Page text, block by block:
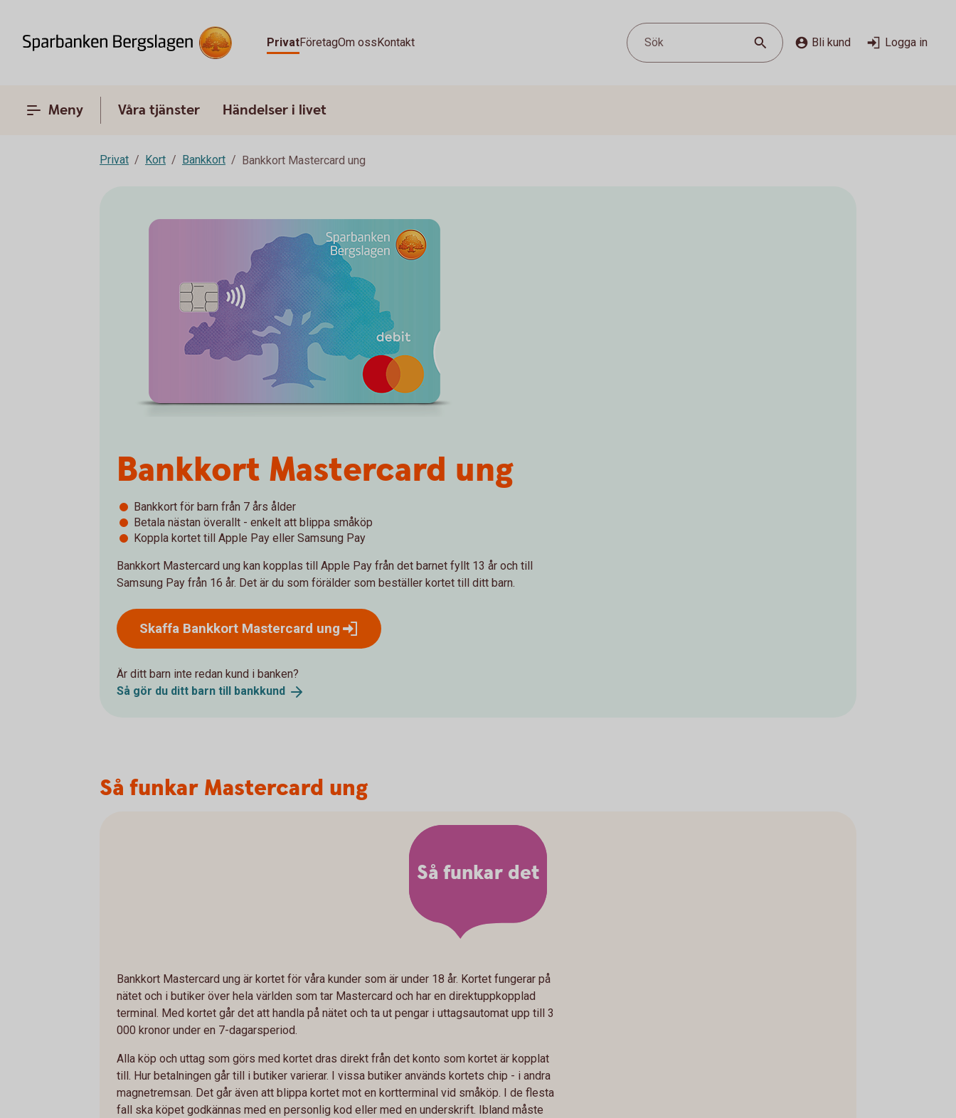
PrivatFöretagOm ossKontakt Sök Bli kund Logga in
Meny Våra tjänster Händelser i livet
Privat Kort Bankkort Bankkort Mastercard ung
Bankkort Mastercard ung
Bankkort för barn från 7 års ålder
Betala nästan överallt - enkelt att blippa småköp
Koppla kortet till Apple Pay eller Samsung Pay
Bankkort Mastercard ung kan kopplas till Apple Pay från det barnet fyllt 13 år och till
Samsung Pay från 16 år. Det är du som förälder som beställer kortet till ditt barn.
Skaffa Bankkort Mastercard ung
Är ditt barn inte redan kund i banken?
Så gör du ditt barn till bankkund
Så funkar Mastercard ung
Så funkar det
Bankkort Mastercard ung är kortet för våra kunder som är under 18 år. Kortet fungerar på
nätet och i butiker över hela världen som tar Mastercard och har en direktuppkopplad
terminal. Med kortet går det att handla på nätet och ta ut pengar i uttagsautomat upp till 3
000 kronor under en 7-dagarsperiod.
Alla köp och uttag som görs med kortet dras direkt från det konto som kortet är kopplat
till. Hur betalningen går till i butiker varierar. I vissa butiker används kortets chip - i andra
magnetremsan. Det går även att blippa kortet mot en kortterminal vid småköp. I de flesta
fall ska köpet godkännas med en personlig kod eller med en underskrift. Ibland måste